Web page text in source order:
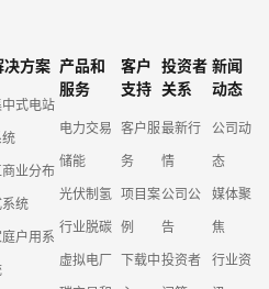
决方案
式电站
商业分布
统
户用系
产品和
服务
电力交易
储能
光伏制氢
行业脱碳
虚拟电厂
客户
支持
客户服
务
项目案
例
下载中
投资者
关系
最新行
情
公司公
告
投资者
新闻
动态
公司动
态
媒体聚
焦
行业资